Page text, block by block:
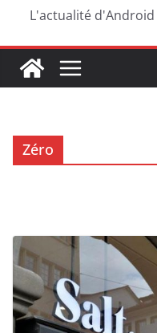
L'actualité
Zéro